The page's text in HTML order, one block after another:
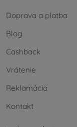
Doprava a platba
Blog
Cashback
Vrátenie
Reklamácia
Kontakt